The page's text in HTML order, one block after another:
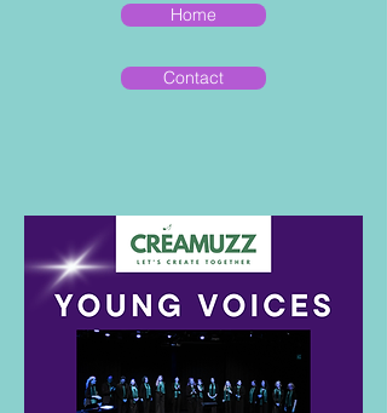
Home
Contact